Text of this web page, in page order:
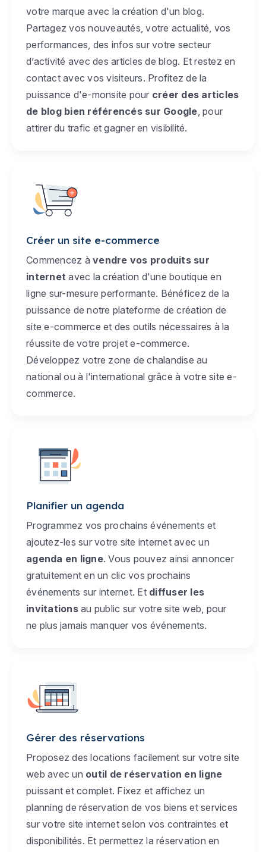
votre marque avec la création d'un blog.
Partagez vos nouveautés, votre actualité, vos
performances, des infos sur votre secteur
d’activité avec des articles de blog. Et restez en
contact avec vos visiteurs. Profitez de la
puissance d'e-monsite pour créer des articles
de blog bien référencés sur Google , pour
attirer du trafic et gagner en visibilité.
Créer un site e-commerce
Commencez à vendre vos produits sur
internet avec la création d'une boutique en
ligne sur-mesure performante. Bénéficez de la
puissance de notre plateforme de création de
site e-commerce et des outils nécessaires à la
réussite de votre projet e-commerce.
Développez votre zone de chalandise au
national ou à l'international grâce à votre site e-
commerce.
Planifier un agenda
Programmez vos prochains événements et
ajoutez-les sur votre site internet avec un
agenda en ligne. Vous pouvez ainsi annoncer
gratuitement en un clic vos prochains
événements sur internet. Et diffuser les
invitationsau public sur votre site web, pour
ne plus jamais manquer vos événements.
Gérer des réservations
Proposez des locations facilement sur votre site
web avec un outil de réservation en ligne
puissant et complet. Fixez et affichez un
planning de réservation de vos biens et services
sur votre site internet selon vos contraintes et
disponibilités. Et permettez la réservation en